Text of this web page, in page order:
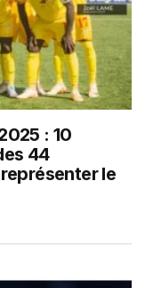
: 10
44
le